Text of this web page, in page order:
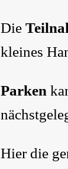
Die
kleines
Parken
Hier die